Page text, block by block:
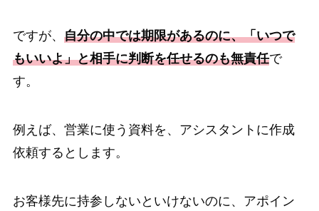
ですが、 自分の中では期限があるのに、「いつで
もいいよ」と相手に判断を任せるのも無責任で
す。
例えば、営業に使う資料を、アシスタントに作成
依頼するとします。
お客様先に持参しないといけないのに、アポイン